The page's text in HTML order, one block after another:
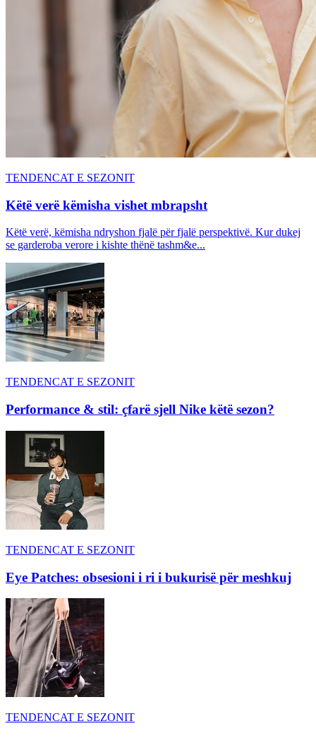
TENDENCAT E SEZONIT
Këtë verë këmisha vishet mbrapsht
Këtë verë, këmisha ndryshon fjalë për fjalë perspektivë. Kur dukej
se garderoba verore i kishte thënë tashm&e...
TENDENCAT E SEZONIT
Performance & stil: çfarë sjell Nike këtë sezon?
TENDENCAT E SEZONIT
Eye Patches: obsesioni i ri i bukurisë për meshkuj
TENDENCAT E SEZONIT